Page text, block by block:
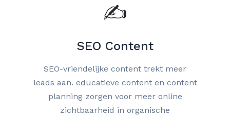
✍️
SEO Content
SEO-vriendelijke content trekt meer
leads aan. educatieve content en content
planning zorgen voor meer online
zichtbaarheid in organische